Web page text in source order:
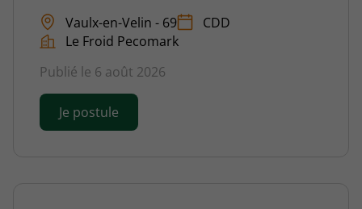
Vaulx-en-Velin - 69
CDD
Le Froid Pecomark
Publié le 6 août 2026
Je postule